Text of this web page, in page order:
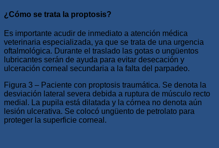
¿Cómo se trata la proptosis?
Es importante acudir de inmediato a atención médica
veterinaria especializada, ya que se trata de una urgencia
oftalmológica. Durante el traslado las gotas o ungüentos
lubricantes serán de ayuda para evitar desecación y
ulceración corneal secundaria a la falta del parpadeo.
Figura 3 – Paciente con proptosis traumática. Se denota la
desviación lateral severa debida a ruptura de músculo recto
medial. La pupila está dilatada y la córnea no denota aún
lesión ulcerativa. Se colocó ungüento de petrolato para
proteger la superficie corneal.